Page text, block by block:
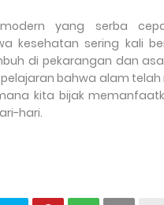
yang serba
kesehatan sering kali
di pekarangan dan
bahwa alam
kita bijak
hari.